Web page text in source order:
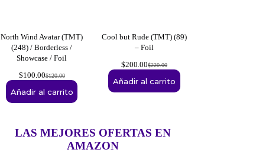
North Wind Avatar (TMT)
(248) / Borderless /
Showcase / Foil
$120.00
Original
price
$100.00Current
price
Añadir al carrito
Cool but Rude (TMT) (89)
– Foil
$220.00
Original
price
$200.00Current
price
Añadir al carrito
LAS MEJORES OFERTAS EN
AMAZON